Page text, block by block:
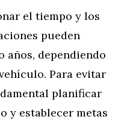
el tiempo y los
pueden
años, dependiendo
Para evitar
planificar
y establecer metas